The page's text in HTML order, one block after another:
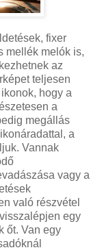
fixer
mellék melók is,
az
teljesen
hogy a
a
megállás
a
Vannak
vagy a
való részvétel
egy
őt. Van egy